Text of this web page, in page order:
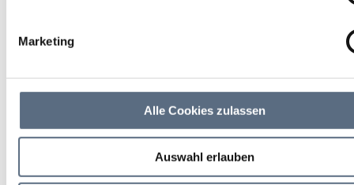
Marketing
Alle Cookies zulassen
Auswahl erlauben